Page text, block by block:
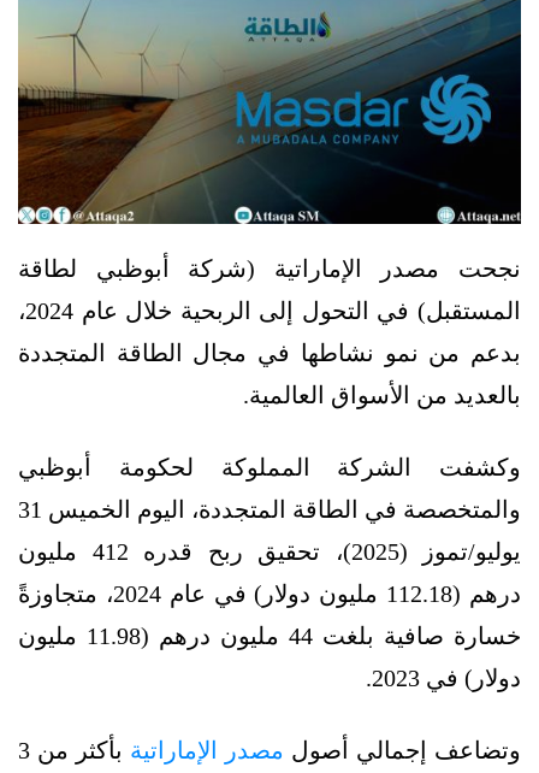
نجحت مصدر الإماراتية (شركة أبوظبي لطاقة
المستقبل) في التحول إلى الربحية خلال عام 2024،
بدعم من نمو نشاطها في مجال الطاقة المتجددة
بالعديد من الأسواق العالمية.
وكشفت الشركة المملوكة لحكومة أبوظبي
والمتخصصة في الطاقة المتجددة، اليوم الخميس 31
يوليو/تموز (2025)، تحقيق ربح قدره 412 مليون
درهم (112.18 مليون دولار) في عام 2024، متجاوزةً
خسارة صافية بلغت 44 مليون درهم (11.98 مليون
دولار) في 2023.
وتضاعف إجمالي أصول مصدر الإماراتية
بأكثر من 3